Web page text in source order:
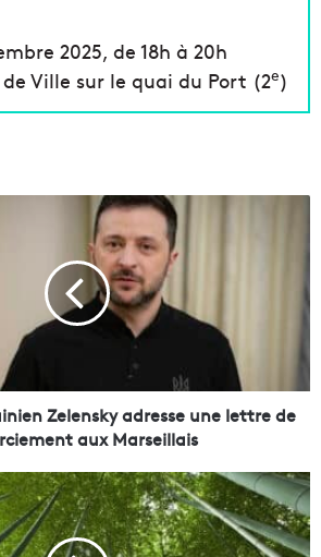
2025, de 18h à 20h
Ville sur le quai du Port (2e)
Zelensky adresse une lettre de
aux Marseillais